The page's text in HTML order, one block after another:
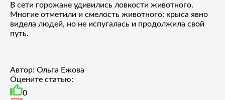
В сети горожане удивились ловкости животного.
Многие отметили и смелость животного: крыса явно
видела людей, но не испугалась и продолжила свой
путь.
Автор: Ольга Ежова
Оцените статью:
0